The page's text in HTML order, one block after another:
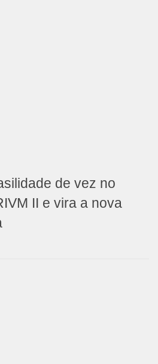
de vez no
II e vira a nova